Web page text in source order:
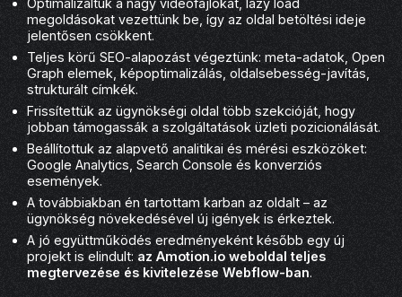
megoldásokat vezettünk be, így az oldal betöltési ideje
jelentősen csökkent.
Teljes körű SEO-alapozást végeztünk: meta-adatok, Open
Graph elemek, képoptimalizálás, oldalsebesség-javítás,
strukturált címkék.
Frissítettük az ügynökségi oldal több szekcióját, hogy
jobban támogassák a szolgáltatások üzleti pozicionálását.
Beállítottuk az alapvető analitikai és mérési eszközöket:
Google Analytics, Search Console és konverziós
események.
A továbbiakban én tartottam karban az oldalt – az
ügynökség növekedésével új igények is érkeztek.
A jó együttműködés eredményeként később egy új
projekt is elindult: az Amotion.io weboldal teljes
megtervezése és kivitelezése Webflow-ban.